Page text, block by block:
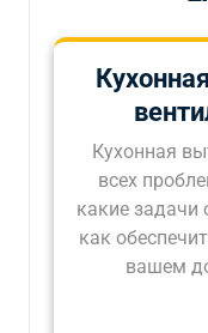
Кухонная
всех
какие задачи
как
вашем